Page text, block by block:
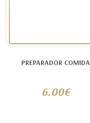
PREPARADOR COMIDA
6.00€